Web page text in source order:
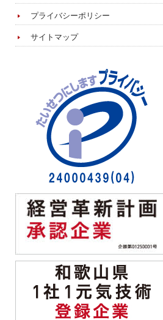
プライバシーポリシー
サイトマップ